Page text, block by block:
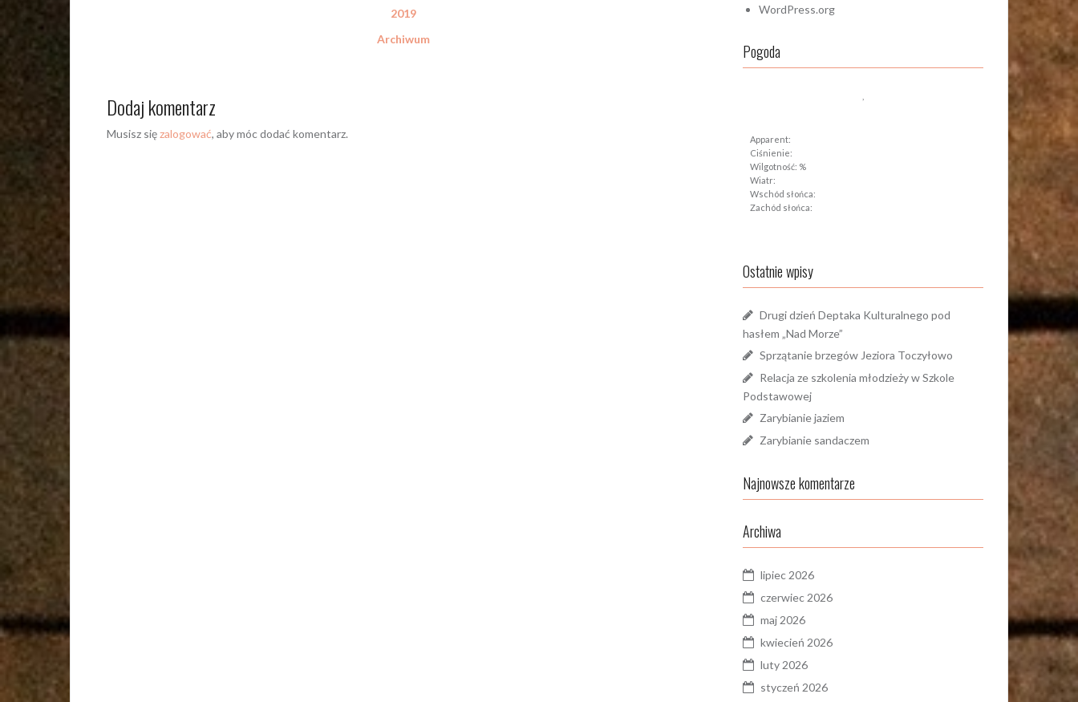
2019
Archiwum
Dodaj komentarz
Musisz sięzalogować, aby móc dodać komentarz.
WordPress.org
Pogoda
Apparent:
Ciśnienie:
Wilgotność: %
Wiatr:
Wschód słońca:
Zachód słońca:
Ostatnie wpisy
Drugi dzień Deptaka Kulturalnego pod
hasłem „Nad Morze”
Sprzątanie brzegów Jeziora Toczyłowo
Relacja ze szkolenia młodzieży w Szkole
Podstawowej
Zarybianie jaziem
Zarybianie sandaczem
Najnowsze komentarze
Archiwa
lipiec 2026
czerwiec 2026
maj 2026
kwiecień 2026
luty 2026
styczeń 2026